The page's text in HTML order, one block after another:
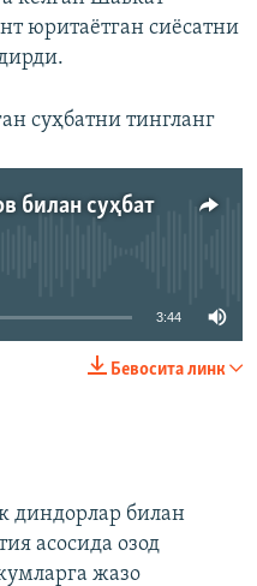
юритаётган сиёсатни
суҳбатни тингланг
билан суҳбат
мавжуд эмас
3:44
Бевосита линк
диндорлар билан
асосида озод
жазо